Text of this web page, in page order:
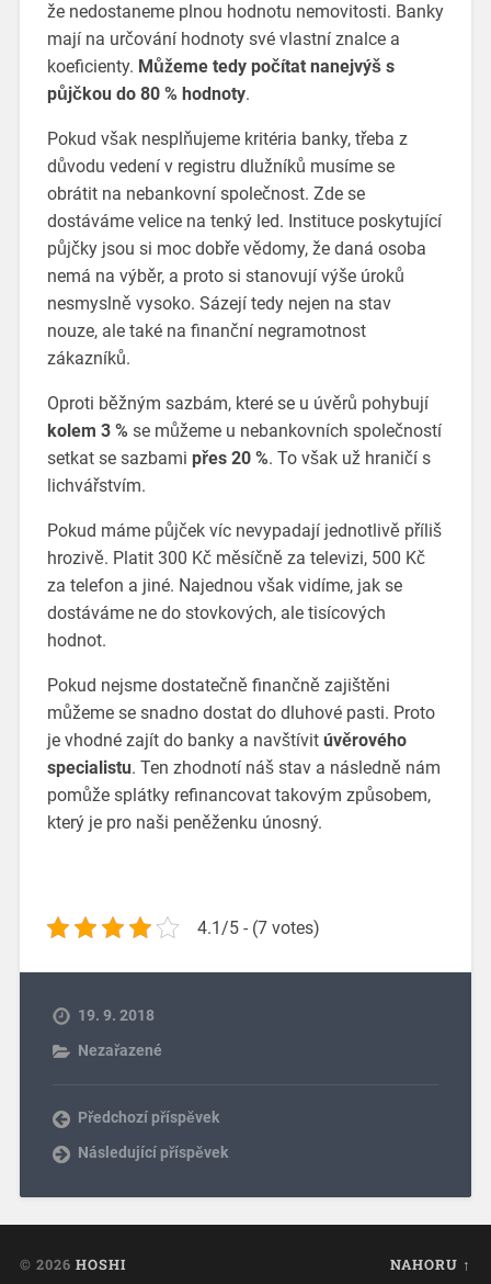
že nedostaneme plnou hodnotu nemovitosti. Banky
mají na určování hodnoty své vlastní znalce a
koeficienty. Můžeme tedy počítat nanejvýš s
půjčkou do 80 % hodnoty.
Pokud však nesplňujeme kritéria banky, třeba z
důvodu vedení v registru dlužníků musíme se
obrátit na nebankovní společnost. Zde se
dostáváme velice na tenký led. Instituce poskytující
půjčky jsou si moc dobře vědomy, že daná osoba
nemá na výběr, a proto si stanovují výše úroků
nesmyslně vysoko. Sázejí tedy nejen na stav
nouze, ale také na finanční negramotnost
zákazníků.
Oproti běžným sazbám, které se u úvěrů pohybují
kolem 3 % se můžeme u nebankovních společností
setkat se sazbami přes 20 %. To však už hraničí s
lichvářstvím.
Pokud máme půjček víc nevypadají jednotlivě příliš
hrozivě. Platit 300 Kč měsíčně za televizi, 500 Kč
za telefon a jiné. Najednou však vidíme, jak se
dostáváme ne do stovkových, ale tisícových
hodnot.
Pokud nejsme dostatečně finančně zajištěni
můžeme se snadno dostat do dluhové pasti. Proto
je vhodné zajít do banky a navštívit úvěrového
specialistu. Ten zhodnotí náš stav a následně nám
pomůže splátky refinancovat takovým způsobem,
který je pro naši peněženku únosný.
4.1/5 - (7 votes)
19. 9. 2018
Nezařazené
Předchozí příspěvek
Následující příspěvek
© 2026 HOSHI NAHORU ↑